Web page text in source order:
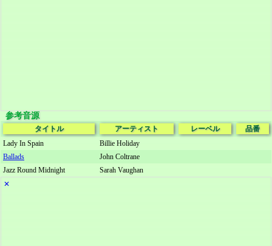
参考音源
タイトル アーティスト レーベル
品番
Lady In Spain
Billie Holiday
Ballads
John Coltrane
Jazz Round Midnight
Sarah Vaughan
✕